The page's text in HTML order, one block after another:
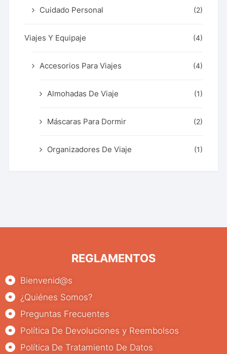
Cuidado Personal (2)
Viajes Y Equipaje (4)
Accesorios Para Viajes (4)
Almohadas De Viaje (1)
Máscaras Para Dormir (2)
Organizadores De Viaje (1)
REGLAMENTOS
Bienvenid@s
¿Quiénes Somos?
Preguntas Frecuentes
Política De Devoluciones y Reembolsos
Política De Tratamiento De Datos